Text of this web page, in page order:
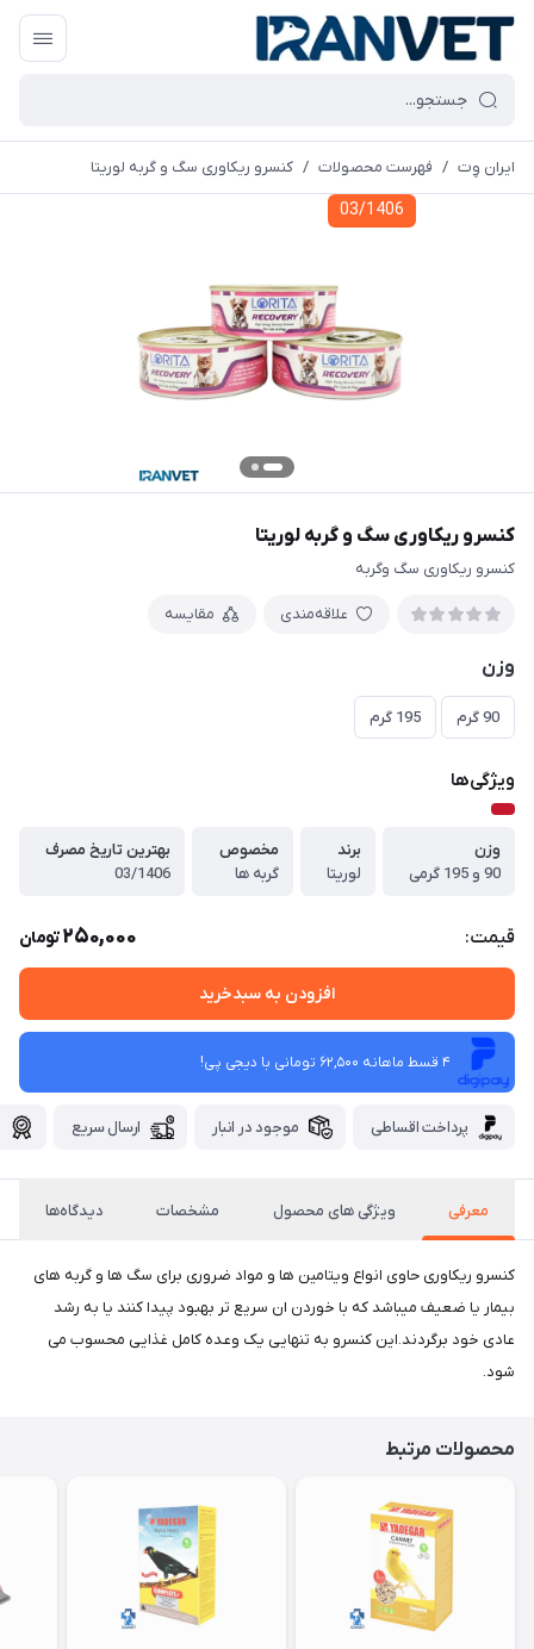
ایران وِت / فهرست محصولات / کنسرو ریکاوری سگ و گربه لوریتا
03/1406
کنسرو ریکاوری سگ و گربه لوریتا
کنسرو ریکاوری سگ وگربه
علاقه‌مندی مقایسه
وزن
90 گرم 195 گرم
ویژگی‌ها
وزن
90 و 195 گرمی
برند
لوریتا
مخصوص
گربه ها
بهترین تاریخ مصرف
03/1406
قیمت: 250,000تومان
افزودن به سبدخرید
4 قسط ماهانه 62,500 تومانی با دیجی ‌پی!
پرداخت اقساطی موجود در انبار ارسال سریع
معرفی ویژگی های محصول مشخصات دیدگاه‌ها
کنسرو ریکاوری حاوی انواع ویتامین ها و مواد ضروری برای سگ ها و گربه های
بیمار یا ضعیف میباشد که با خوردن ان سریع تر بهبود پیدا کنند یا به رشد
عادی خود برگردند.این کنسرو به تنهایی یک وعده کامل غذایی محسوب می
شود.
محصولات مرتبط